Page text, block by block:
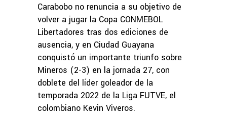
Carabobo no renuncia a su objetivo de
volver a jugar la Copa CONMEBOL
Libertadores tras dos ediciones de
ausencia, y en Ciudad Guayana
conquistó un importante triunfo sobre
Mineros (2-3) en la jornada 27, con
doblete del líder goleador de la
temporada 2022 de la Liga FUTVE, el
colombiano Kevin Viveros.